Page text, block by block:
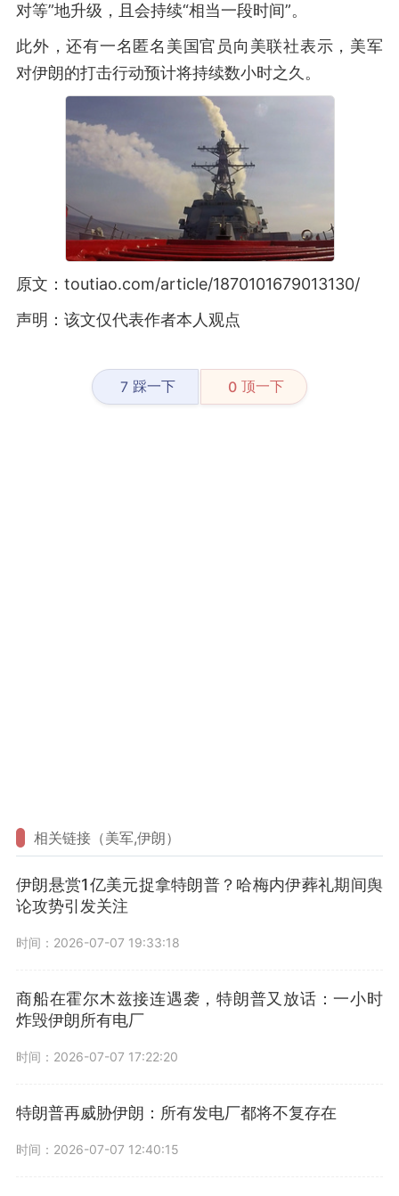
对等”地升级，且会持续“相当一段时间”。
此外，还有一名匿名美国官员向美联社表示，美军
对伊朗的打击行动预计将持续数小时之久。
原文：toutiao.com/article/1870101679013130/
声明：该文仅代表作者本人观点
7 踩一下 0 顶一下
相关链接（美军,伊朗）
伊朗悬赏1亿美元捉拿特朗普？哈梅内伊葬礼期间舆
论攻势引发关注
时间：2026-07-07 19:33:18
商船在霍尔木兹接连遇袭，特朗普又放话：一小时
炸毁伊朗所有电厂
时间：2026-07-07 17:22:20
特朗普再威胁伊朗：所有发电厂都将不复存在
时间：2026-07-07 12:40:15